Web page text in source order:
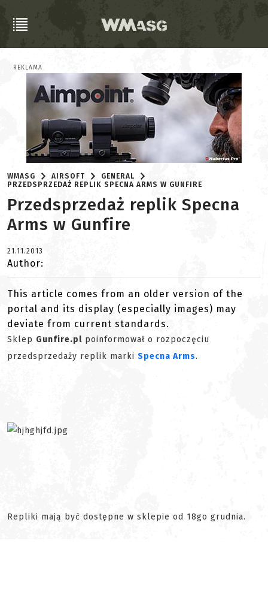
REKLAMA
WMASG AIRSOFT
GENERAL
PRZEDSPRZEDAŻ REPLIK SPECNA ARMS W GUNFIRE
Przedsprzedaż replik Specna
Arms w Gunfire
21.11.2013
Author:
This article comes from an older version of the
portal and its display (especially images) may
deviate from current standards.
Sklep Gunfire.pl poinformował o rozpoczęciu
przedsprzedaży replik marki Specna Arms.
Repliki mają być dostępne w sklepie od 18go grudnia.